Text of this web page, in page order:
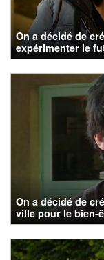
On a décidé de
expérimenter le
On a décidé de
ville pour le bien-